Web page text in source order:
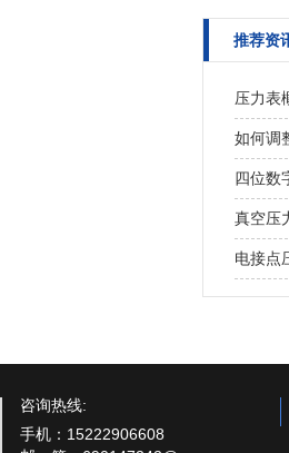
推荐资
压力表
如何调
四位数
真空压
电接点
咨询热线:
手机：15222906608